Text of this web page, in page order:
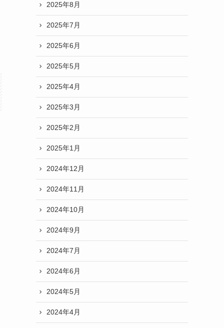
2025年8月
2025年7月
2025年6月
2025年5月
2025年4月
2025年3月
2025年2月
2025年1月
2024年12月
2024年11月
2024年10月
2024年9月
2024年7月
2024年6月
2024年5月
2024年4月